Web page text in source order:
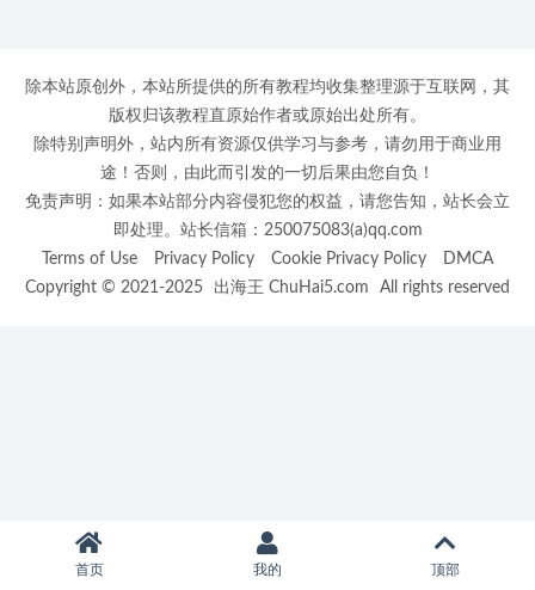
除本站原创外，本站所提供的所有教程均收集整理源于互联网，其
版权归该教程直原始作者或原始出处所有。
除特别声明外，站内所有资源仅供学习与参考，请勿用于商业用
途！否则，由此而引发的一切后果由您自负！
免责声明：如果本站部分内容侵犯您的权益，请您告知，站长会立
即处理。站长信箱：250075083(a)qq.com
Terms of Use
Privacy Policy Cookie Privacy Policy
DMCA
Copyright © 2021-2025
出海王 ChuHai5.com All rights reserved
首页 我的 顶部